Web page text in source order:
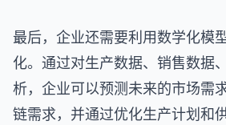
最后，企业还需要利用数学化模
化。通过对生产数据、销售数据
析，企业可以预测未来的市场需
链需求，并通过优化生产计划和